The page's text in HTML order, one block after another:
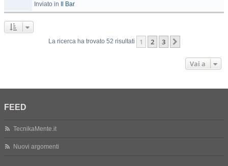
Inviato in
Il Bar
La ricerca ha trovato 52 risultati
1 2 3
Vai a
FEED
TecnikaMente.it
Nuovi argomenti